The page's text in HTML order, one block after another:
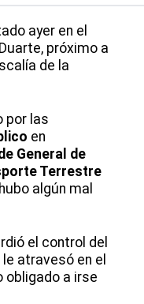
ayer en el
próximo a
de la
por las
en
General de
Terrestre
algún mal
el control del
atravesó en el
obligado a irse